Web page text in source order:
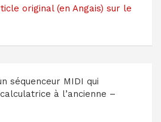
original (en Angais) sur le
séquenceur MIDI qui
à l’ancienne –